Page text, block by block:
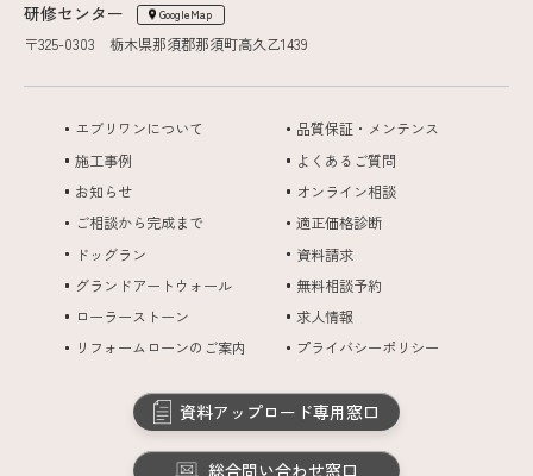
研修センター GoogleMap
〒325-0303 栃木県那須郡那須町高久乙1439
エブリワンについて
施工事例
お知らせ
ご相談から完成まで
ドッグラン
グランドアートウォール
ローラーストーン
リフォームローンのご案内
品質保証・メンテンス
よくあるご質問
オンライン相談
適正価格診断
資料請求
無料相談予約
求人情報
プライバシーポリシー
資料アップロード専用窓口
総合問い合わせ窓口